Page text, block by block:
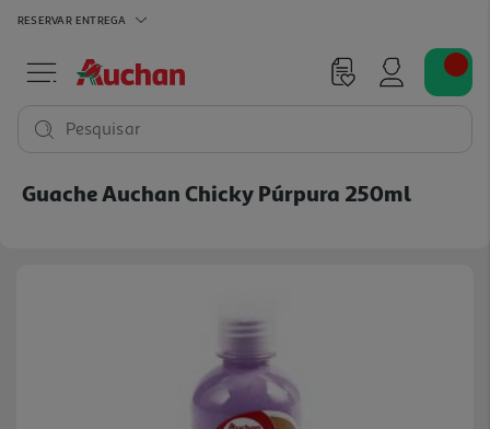
RESERVAR ENTREGA
Pesquisar
Guache Auchan Chicky Púrpura 250ml